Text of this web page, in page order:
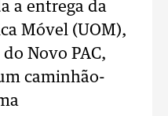
a entrega da
Móvel (UOM),
Novo PAC,
caminhão-